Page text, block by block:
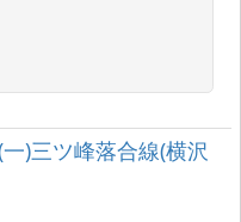
)三ツ峰落合線(横沢